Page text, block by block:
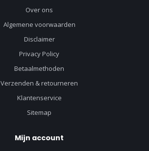
Over ons
Algemene voorwaarden
Disclaimer
Privacy Policy
Betaalmethoden
Verzenden & retourneren
Klantenservice
Sitemap
Mijn account